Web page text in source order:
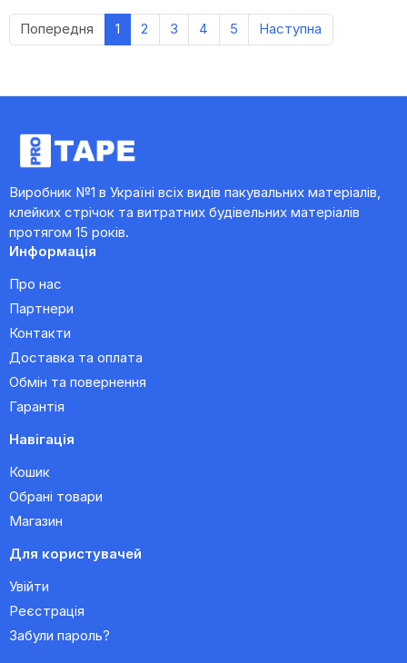
Попередня 1 2 3 4 5 Наступна
Виробник №1 в Україні всіх видів пакувальних матеріалів,
клейких стрічок та витратних будівельних матеріалів
протягом 15 років.
Информація
Про нас
Партнери
Контакти
Доставка та оплата
Обмін та повернення
Гарантія
Навігація
Кошик
Обрані товари
Магазин
Для користувачей
Увійти
Реєстрація
Забули пароль?